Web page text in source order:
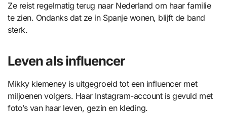
Ze reist regelmatig terug naar Nederland om haar familie
te zien. Ondanks dat ze in Spanje wonen, blijft de band
sterk.
Leven als influencer
Mikky kiemeney is uitgegroeid tot een influencer met
miljoenen volgers. Haar Instagram-account is gevuld met
foto’s van haar leven, gezin en kleding.